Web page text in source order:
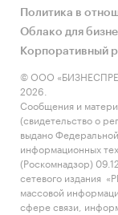
Политика в
Облако для
Корпоративный
© ООО
2026.
Сообщения и
(свидетельство о
выдано
информационных
(Роскомнадзор)
сетевого издания
массовой
сфере связи,